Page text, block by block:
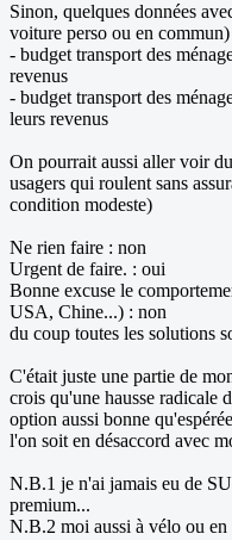
Sinon, quelques données
voiture perso ou en commun)
- budget transport des
revenus
- budget transport des
leurs revenus
On pourrait aussi aller voir
usagers qui roulent sans
condition modeste)
Ne rien faire : non
Urgent de faire. : oui
Bonne excuse le
USA, Chine...) : non
du coup toutes les solutions
C'était juste une partie de
crois qu'une hausse radicale
option aussi bonne
l'on soit en désaccord avec
N.B.1 je n'ai jamais eu de
premium...
N.B.2 moi aussi à vélo ou